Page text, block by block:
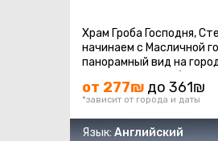
Храм Гроба Господня,
начинаем с Масличной
панорамный вид на
от 277₪ до 361₪
*зависит от города и даты
Язык:Английский